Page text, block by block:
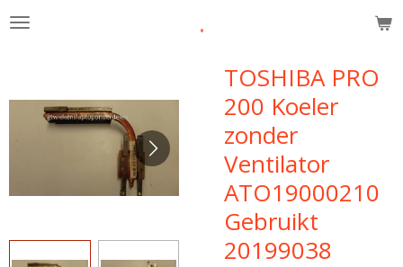
Ga
hoofdinhoud
.
TOSHIBA PRO
200 Koeler
zonder
Ventilator
ATO19000210
Gebruikt
20199038